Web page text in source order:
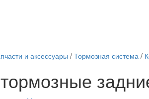
и аксессуары / Тормозная система /